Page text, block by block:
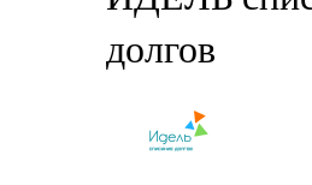
долгов